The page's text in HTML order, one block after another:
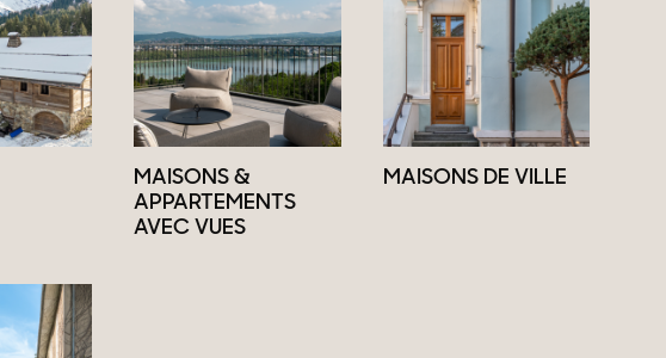
MAISONS &
APPARTEMENTS
AVEC VUES
MAISONS DE VILLE